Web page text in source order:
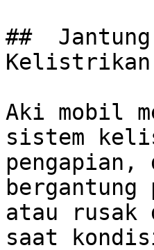
##
Kelistrikan
Aki mobil
sistem
atau rusak
saat